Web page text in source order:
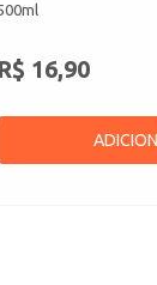
R$ 16,90